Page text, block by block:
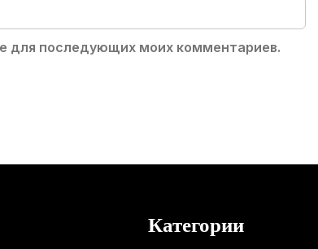
для последующих моих комментариев.
Категории